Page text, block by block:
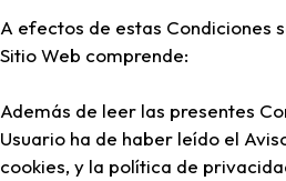
A efectos de estas Condiciones
Sitio Web comprende:
Además de leer las presentes
Usuario ha de haber leído el
cookies, y la política de